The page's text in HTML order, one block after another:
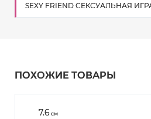
SEXY FRIEND СЕКСУАЛЬНАЯ
ПОХОЖИЕ ТОВАРЫ
7.6 см